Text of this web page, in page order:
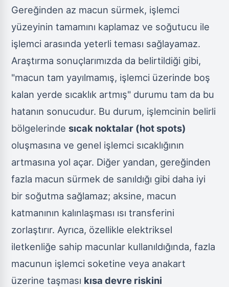
Gereğinden az macun sürmek, işlemci
yüzeyinin tamamını kaplamaz ve soğutucu ile
işlemci arasında yeterli teması sağlayamaz.
Araştırma sonuçlarımızda da belirtildiği gibi,
"macun tam yayılmamış, işlemci üzerinde boş
kalan yerde sıcaklık artmış" durumu tam da bu
hatanın sonucudur. Bu durum, işlemcinin belirli
bölgelerindesıcak noktalar (hot spots)
oluşmasına ve genel işlemci sıcaklığının
artmasına yol açar. Diğer yandan, gereğinden
fazla macun sürmek de sanıldığı gibi daha iyi
bir soğutma sağlamaz; aksine, macun
katmanının kalınlaşması ısı transferini
zorlaştırır. Ayrıca, özellikle elektriksel
iletkenliğe sahip macunlar kullanıldığında, fazla
macunun işlemci soketine veya anakart
üzerine taşması kısa devre riskini